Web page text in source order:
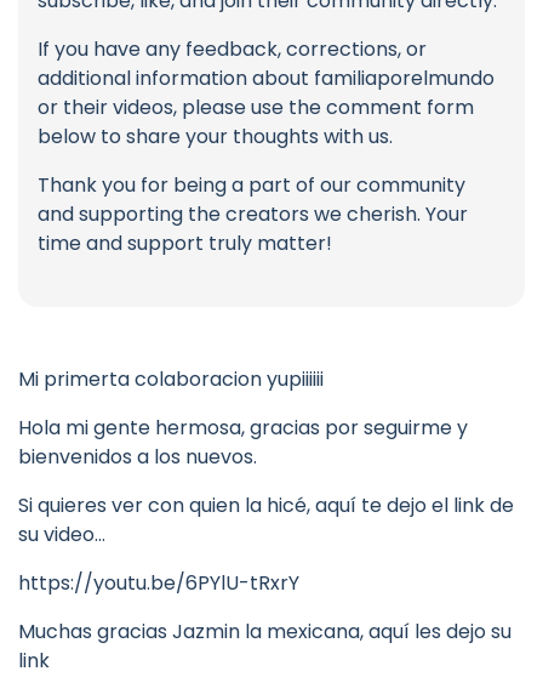
If you have any feedback, corrections, or
additional information about familiaporelmundo
or their videos, please use the comment form
below to share your thoughts with us.
Thank you for being a part of our community
and supporting the creators we cherish. Your
time and support truly matter!
Mi primerta colaboracion yupiiiiii
Hola mi gente hermosa, gracias por seguirme y
bienvenidos a los nuevos.
Si quieres ver con quien la hicé, aquí te dejo el link de
su video…
https://youtu.be/6PYlU-tRxrY
Muchas gracias Jazmin la mexicana, aquí les dejo su
link